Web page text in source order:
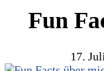
Fun
17.